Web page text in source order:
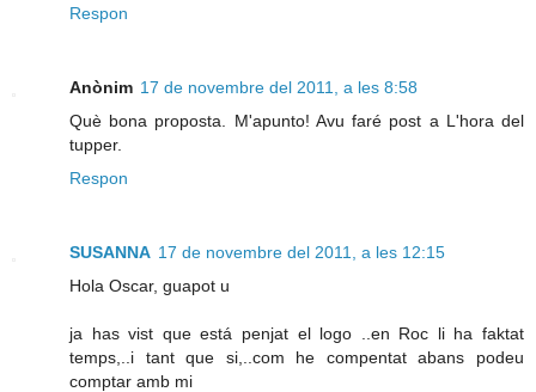
Respon
Anònim 17 de novembre del 2011, a les 8:58
Què bona proposta. M'apunto! Avu faré post a L'hora del
tupper.
Respon
SUSANNA 17 de novembre del 2011, a les 12:15
Hola Oscar, guapot u
ja has vist que está penjat el logo ..en Roc li ha faktat
temps,..i tant que si,..com he compentat abans podeu
comptar amb mi